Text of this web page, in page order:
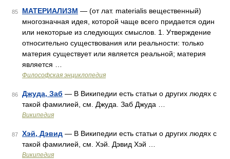
85 МАТЕРИАЛИЗМ — (от лат. materialis вещественный)
многозначная идея, которой чаще всего придается один
или некоторые из следующих смыслов. 1. Утверждение
относительно существования или реальности: только
материя существует или является реальной; материя
является …
Философская энциклопедия
86 Джуда, Заб — В Википедии есть статьи о других людях с
такой фамилией, см. Джуда. Заб Джуда …
Википедия
87 Хэй, Дэвид — В Википедии есть статьи о других людях с
такой фамилией, см. Хэй. Дэвид Хэй …
Википедия